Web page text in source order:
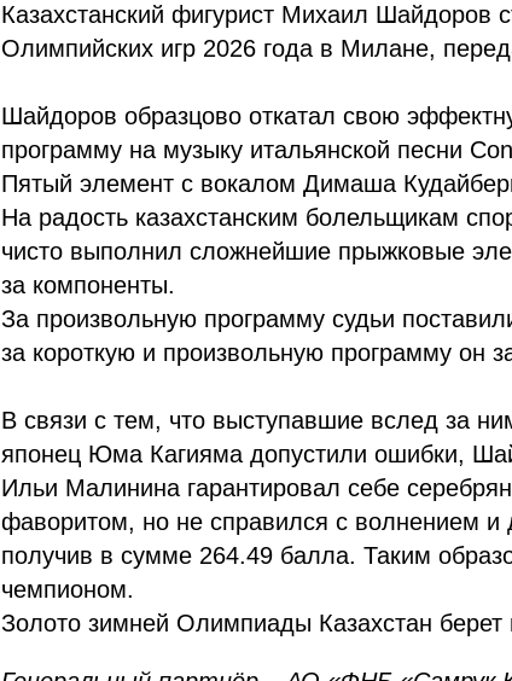
Казахстанский фигурист Михаил Шайдоров
Олимпийских игр 2026 года в Милане,
Шайдоров образцово откатал свою
программу на музыку итальянской песни
Пятый элемент с вокалом Димаша
На радость казахстанским болельщикам
чисто выполнил сложнейшие прыжковые
за компоненты.
За произвольную программу судьи
за короткую и произвольную программу он
В связи с тем, что выступавшие вслед за
японец Юма Кагияма допустили ошибки,
Ильи Малинина гарантировал себе
фаворитом, но не справился с волнением и
получив в сумме 264.49 балла. Таким
чемпионом.
Золото зимней Олимпиады Казахстан берет